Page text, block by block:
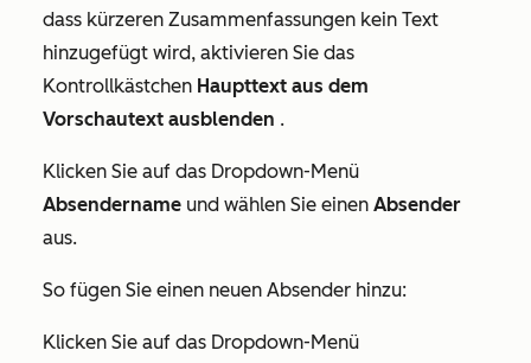
dass kürzeren Zusammenfassungen kein Text
hinzugefügt wird, aktivieren Sie das
Kontrollkästchen Haupttext aus dem
Vorschautext ausblenden .
Klicken Sie auf das Dropdown-Menü
Absendername und wählen Sie einen Absender
aus.
So fügen Sie einen neuen Absender hinzu:
Klicken Sie auf das Dropdown-Menü